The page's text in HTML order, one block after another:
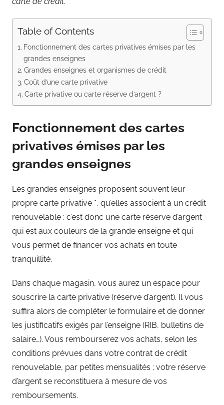
Table of Contents
Fonctionnement des cartes privatives émises par les
grandes enseignes
Grandes enseignes et organismes de crédit
Coût d’une carte privative
Carte privative ou carte réserve d’argent ?
Fonctionnement des cartes
privatives émises par les
grandes enseignes
Les grandes enseignes proposent souvent leur
propre carte privative *, qu’elles associent à un crédit
renouvelable : c’est donc une carte réserve d’argent
qui est aux couleurs de la grande enseigne et qui
vous permet de financer vos achats en toute
tranquillité.
Dans chaque magasin, vous aurez un espace pour
souscrire la carte privative (réserve d’argent). Il vous
suffira alors de compléter le formulaire et de donner
les justificatifs exigés par l’enseigne (RIB, bulletins de
salaire…). Vous rembourserez vos achats, selon les
conditions prévues dans votre contrat de crédit
renouvelable, par petites mensualités ; votre réserve
d’argent se reconstituera à mesure de vos
remboursements.